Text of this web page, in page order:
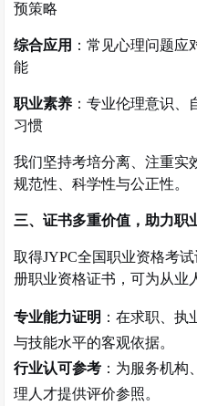
预策略
综合应用 ：常见心理问题应
能
职业素养 ：专业伦理意识、
习惯
我们坚持考培分离、注重实
规范性、科学性与公正性。
三、证书多重价值，助力职
取得JYPC全国职业资格考
册职业资格证书，可为从业
专业能力证明 ：在求职、
与技能水平的客观依据。
行业认可参考 ：为服务机
理人才提供评价参照。